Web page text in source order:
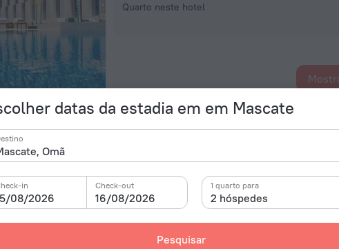
datas da estadia em em Mascate
08/2026
in
16/08/2026
Check-out
2 hóspedes
1 quarto para
Pesquisar
Quarto neste hotel
2,9 km para o centro da cidade de Mascate
Quarto neste hotel